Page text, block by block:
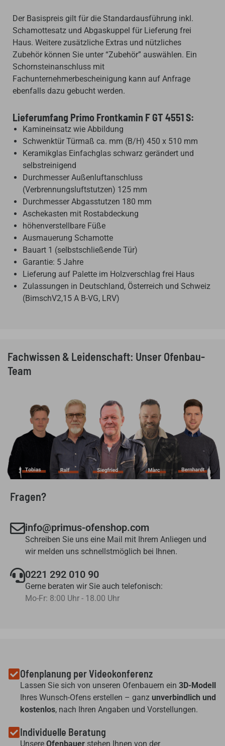
Der Basispreis gilt für die Standardausführung inkl.
Schamottesatz und Abgaskuppel für Lieferung frei
Haus. Weitere zusätzliche Extras und nützliches
Zubehör können Sie unter “Zubehör” auswählen. Ein
Schornsteinanschluss mit
Fachunternehmerbescheinigung kann auf Anfrage
ebenfalls dazu gebucht werden.
Lieferumfang Primo Frontkamin F GT 4551 S:
Kamineinsatz wie Abbildung
Schwenktür Türmaß ca. mm (B/H) 450 x 510 mm
Keramikglas Einfachglas schwarz gerändert und
selbstreinigend
Durchmesser Außenluftanschluss
(Verbrennungsluftstutzen) 125 mm
Durchmesser Abgasstutzen 180 mm
Aschekasten mit Rostabdeckung
höhenverstellbare Füße
Ausmauerung Schamotte
Bauart 1 (selbstschließende Tür)
Garantie: 5 Jahre
Lieferung auf Palette im Holzverschlag frei Haus
Zulassungen in Deutschland, Österreich und Schweiz
(BimschV2,15 A B-VG, LRV)
Fachwissen & Leidenschaft: Unser Ofenbau-
Team
Fragen?
info@primus-ofenshop.com
Schreiben Sie uns eine Mail mit Ihrem Anliegen und
wir melden uns schnellstmöglich bei Ihnen.
0221 292 010 90
Gerne beraten wir Sie auch telefonisch:
Mo-Fr: 8:00 Uhr - 18.00 Uhr
Ofenplanung per Videokonferenz
Lassen Sie sich von unseren Ofenbauern ein 3D-Modell
Ihres Wunsch-Ofens erstellen – ganz unverbindlich und
kostenlos, nach Ihren Angaben und Vorstellungen.
Individuelle Beratung
Unsere Ofenbauer stehen Ihnen von der